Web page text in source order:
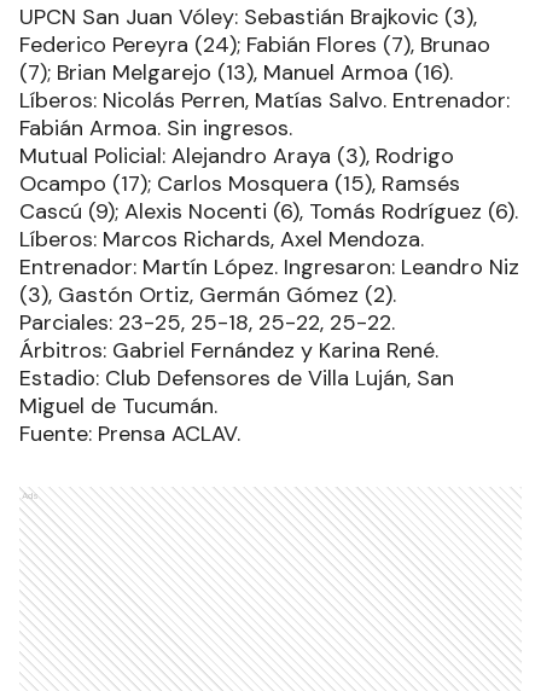
UPCN San Juan Vóley: Sebastián Brajkovic (3),
Federico Pereyra (24); Fabián Flores (7), Brunao
(7); Brian Melgarejo (13), Manuel Armoa (16).
Líberos: Nicolás Perren, Matías Salvo. Entrenador:
Fabián Armoa. Sin ingresos.
Mutual Policial: Alejandro Araya (3), Rodrigo
Ocampo (17); Carlos Mosquera (15), Ramsés
Cascú (9); Alexis Nocenti (6), Tomás Rodríguez (6).
Líberos: Marcos Richards, Axel Mendoza.
Entrenador: Martín López. Ingresaron: Leandro Niz
(3), Gastón Ortiz, Germán Gómez (2).
Parciales: 23-25, 25-18, 25-22, 25-22.
Árbitros: Gabriel Fernández y Karina René.
Estadio: Club Defensores de Villa Luján, San
Miguel de Tucumán.
Fuente: Prensa ACLAV.
Ads